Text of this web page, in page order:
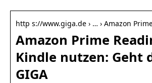
http s://www.giga.de › … › Amazon
Amazon Prime
Kindle nutzen: Geht
GIGA